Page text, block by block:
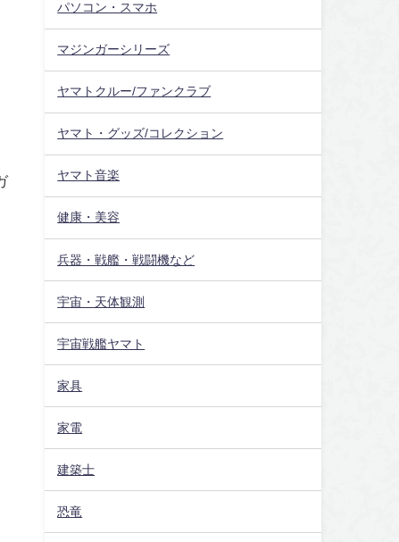
パソコン・スマホ
マジンガーシリーズ
ヤマトクルー/ファンクラブ
ヤマト・グッズ/コレクション
ヤマト音楽
健康・美容
兵器・戦艦・戦闘機など
宇宙・天体観測
宇宙戦艦ヤマト
家具
家電
建築士
恐竜